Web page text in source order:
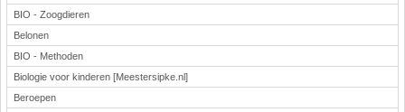
BIO - Zoogdieren
Belonen
BIO - Methoden
Biologie voor kinderen [Meestersipke.nl]
Beroepen